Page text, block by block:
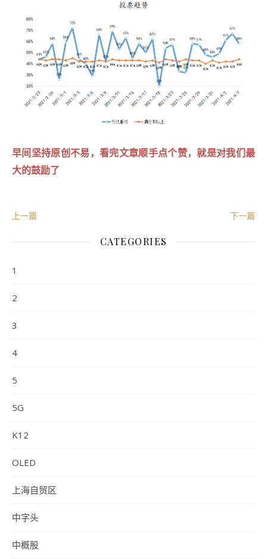
早间坚持原创不易，看完文章顺手点个赞，就是对我们最
大的鼓励了
上一篇 下一篇
CATEGORIES
1
2
3
4
5
5G
K12
OLED
上海自贸区
中字头
中概股